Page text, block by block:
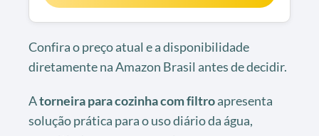
Confira o preço atual e a disponibilidade
diretamente na Amazon Brasil antes de decidir.
Atorneira para cozinha com filtroapresenta
solução prática para o uso diário da água,